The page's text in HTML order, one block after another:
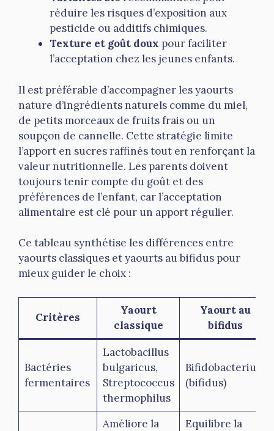
réduire les risques d’exposition aux
pesticide ou additifs chimiques.
Texture et goût doux pour faciliter
l’acceptation chez les jeunes enfants.
Il est préférable d’accompagner les yaourts
nature d’ingrédients naturels comme du miel,
de petits morceaux de fruits frais ou un
soupçon de cannelle. Cette stratégie limite
l’apport en sucres raffinés tout en renforçant la
valeur nutritionnelle. Les parents doivent
toujours tenir compte du goût et des
préférences de l’enfant, car l’acceptation
alimentaire est clé pour un apport régulier.
Ce tableau synthétise les différences entre
yaourts classiques et yaourts au bifidus pour
mieux guider le choix :
Critères
Yaourt
classique
Yaourt au
bifidus
Bactéries
fermentaires
Lactobacillus
bulgaricus,
Streptococcus
thermophilus
Bifidobacterium
(bifidus)
Améliore la
Equilibre la